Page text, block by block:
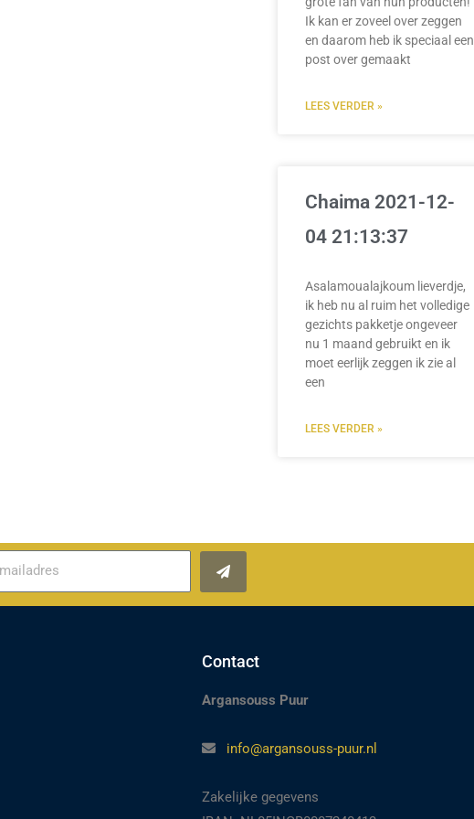
Ik kan er zoveel over zeggen
en daarom heb ik speciaal een
post over gemaakt
LEES VERDER »
Chaima 2021-12-
04 21:13:37
Asalamoualajkoum lieverdje,
ik heb nu al ruim het volledige
gezichts pakketje ongeveer
nu 1 maand gebruikt en ik
moet eerlijk zeggen ik zie al
een
LEES VERDER »
Verzenden
Contact
Argansouss Puur
info@argansouss-puur.nl
Zakelijke gegevens